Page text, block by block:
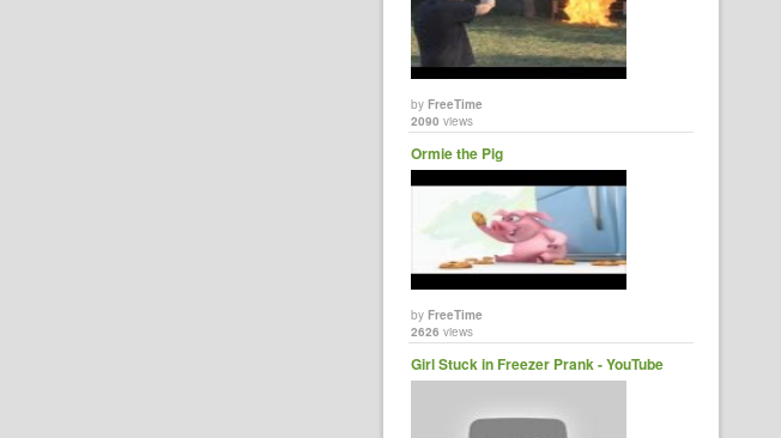
byFreeTime
2090 views
Ormie the Pig
byFreeTime
2626 views
Girl Stuck in Freezer Prank - YouTube